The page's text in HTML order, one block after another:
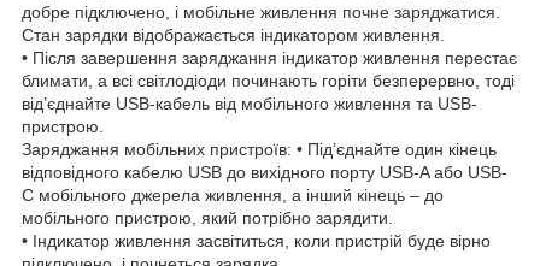
добре підключено, і мобільне живлення почне заряджатися.
Стан зарядки відображається індикатором живлення.
• Після завершення заряджання індикатор живлення перестає
блимати, а всі світлодіоди починають горіти безперервно, тоді
від’єднайте USB-кабель від мобільного живлення та USB-
пристрою.
Заряджання мобільних пристроїв: • Під’єднайте один кінець
відповідного кабелю USB до вихідного порту USB-A або USB-
С мобільного джерела живлення, а інший кінець – до
мобільного пристрою, який потрібно зарядити.
• Індикатор живлення засвітиться, коли пристрій буде вірно